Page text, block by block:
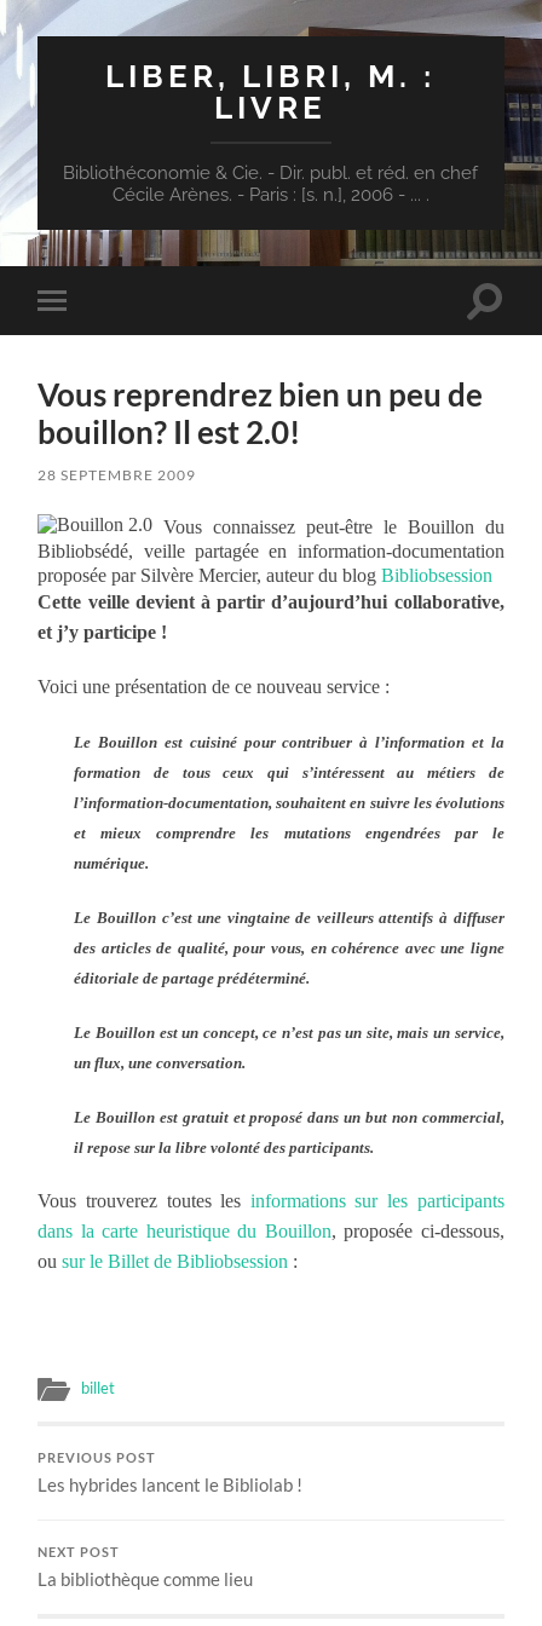
LIBER, LIBRI, M. :
LIVRE
Bibliothéconomie & Cie. - Dir. publ. et réd. en chef
Cécile Arènes. - Paris : [s. n.], 2006 - ... .
Toggle
mobile
Toggle
Vous reprendrez bien un peu de
bouillon? Il est 2.0!
28 SEPTEMBRE 2009
Vous connaissez peut-être le Bouillon du
Bibliobsédé, veille partagée en information-documentation
proposée par Silvère Mercier, auteur du blogBibliobsession
Cette veille devient à partir d’aujourd’hui collaborative,
et j’y participe !
Voici une présentation de ce nouveau service :
Le Bouillon est cuisiné pour contribuer à l’information et la
formation de tous ceux qui s’intéressent au métiers de
l’information-documentation, souhaitent en suivre les évolutions
et mieux comprendre les mutations engendrées par le
numérique.
Le Bouillon c’est une vingtaine de veilleurs attentifs à diffuser
des articles de qualité, pour vous, en cohérence avec une ligne
éditoriale de partage prédéterminé.
Le Bouillon est un concept, ce n’est pas un site, mais un service,
un flux, une conversation.
Le Bouillon est gratuit et proposé dans un but non commercial,
il repose sur la libre volonté des participants.
Vous trouverez toutes les informations sur les participants
dans la carte heuristique du Bouillon, proposée ci-dessous,
ousur le Billet de Bibliobsession :
billet
PREVIOUS POST
Les hybrides lancent le Bibliolab !
NEXT POST
La bibliothèque comme lieu